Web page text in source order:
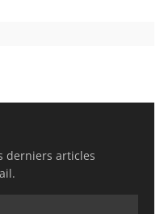
derniers articles